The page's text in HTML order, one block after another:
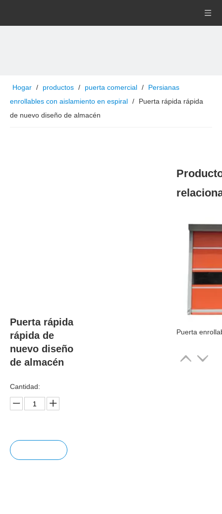
Hogar / productos / puerta comercial /
Persianas
enrollables con aislamiento en espiral /
Puerta rápida rápida
de nuevo diseño de almacén
Puerta rápida
rápida de
nuevo diseño
de almacén
Cantidad: